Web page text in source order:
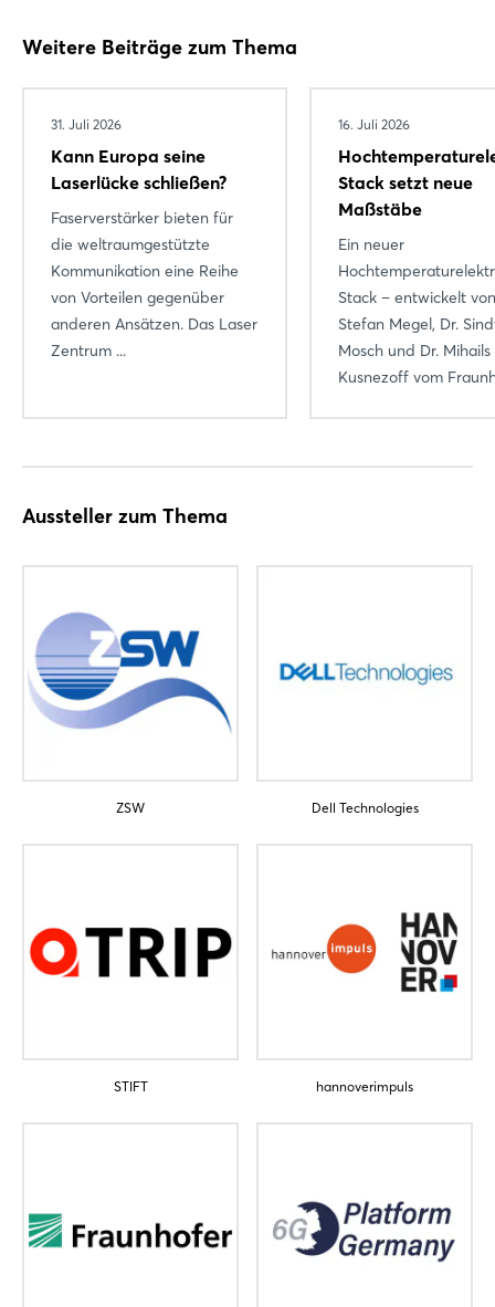
Weitere Beiträge zum Thema
31. Juli 2026
Kann Europa seine
Laserlücke schließen?
Faserverstärker bieten für
die weltraumgestützte
Kommunikation eine Reihe
von Vorteilen gegenüber
anderen Ansätzen. Das Laser
Zentrum ...
16. Juli 2026
Stack setzt neue
Maßstäbe
Ein neuer
Stack – entwickelt
Stefan Megel, Dr.
Mosch und Dr. Mihails
Kusnezoff vom
Aussteller zum Thema
ZSW Dell Technologies
STIFT hannoverimpuls
Login
Passwort vergessen?
Noch nicht angemeldet?
Jetzt registrieren